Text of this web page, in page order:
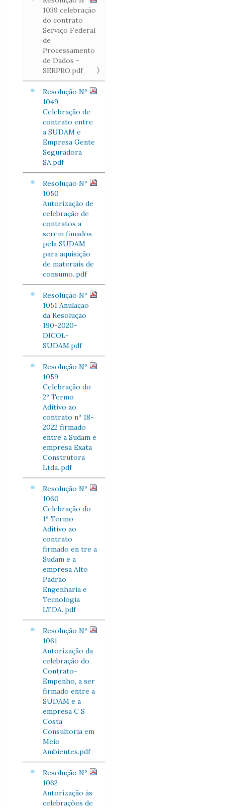
1039 celebração
do contrato
Serviço Federal
de
Processamento
de Dados -
SERPRO.pdf
Resolução Nº
1049
Celebração de
contrato entre
a SUDAM e
Empresa Gente
Seguradora
SA.pdf
Resolução Nº
1050
Autorização de
celebração de
contratos a
serem fimados
pela SUDAM
para aquisição
de materiais de
consumo..pdf
Resolução Nº
1051 Anulação
da Resolução
190-2020-
DICOL-
SUDAM.pdf
Resolução Nº
1059
Celebração do
2º Termo
Aditivo ao
contrato nº 18-
2022 firmado
entre a Sudam e
empresa Exata
Construtora
Ltda..pdf
Resolução Nº
1060
Celebração do
1º Termo
Aditivo ao
contrato
firmado en tre a
Sudam e a
empresa Alto
Padrão
Engenharia e
Tecnologia
LTDA..pdf
Resolução Nº
1061
Autorização da
celebração do
Contrato-
Empenho, a ser
firmado entre a
SUDAM e a
empresa C S
Costa
Consultoria em
Meio
Ambientes.pdf
Resolução Nº
1062
Autorização às
celebrações de